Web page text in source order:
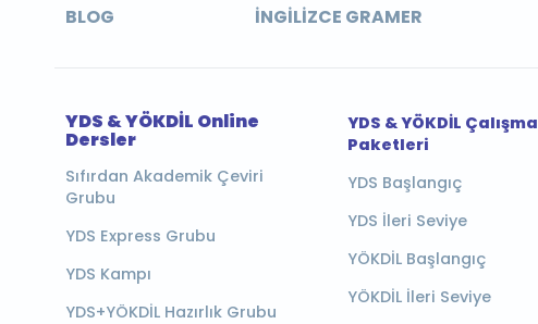
BLOG İNGILIZCE GRAMER
YDS & YÖKDİL Online
Dersler
Sıfırdan Akademik Çeviri
Grubu
YDS Express Grubu
YDS Kampı
YDS+YÖKDİL Hazırlık Grubu
YDS & YÖKDİL Çalışma
Paketleri
YDS Başlangıç
YDS İleri Seviye
YÖKDİL Başlangıç
YÖKDİL İleri Seviye